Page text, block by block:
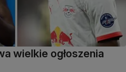
wielkie ogłoszenia